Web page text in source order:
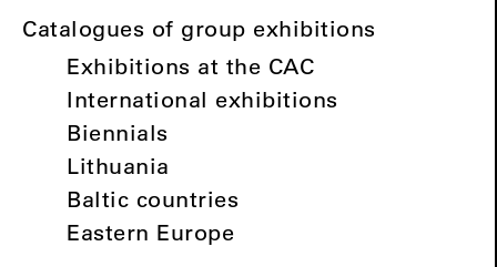
Catalogues of group exhibitions
Exhibitions at the CAC
International exhibitions
Biennials
Lithuania
Baltic countries
Eastern Europe